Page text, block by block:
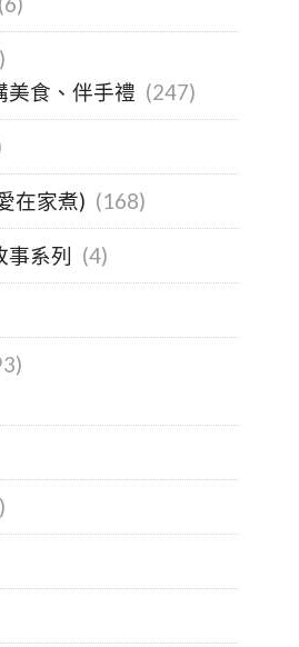
美食、伴手禮 (247)
在家煮) (168)
事系列 (4)